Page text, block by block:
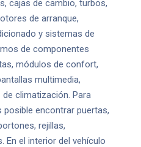
cajas de cambio, turbos,
de arranque,
y sistemas de
de componentes
módulos de confort,
multimedia,
climatización. Para
encontrar puertas,
rejillas,
el interior del vehículo